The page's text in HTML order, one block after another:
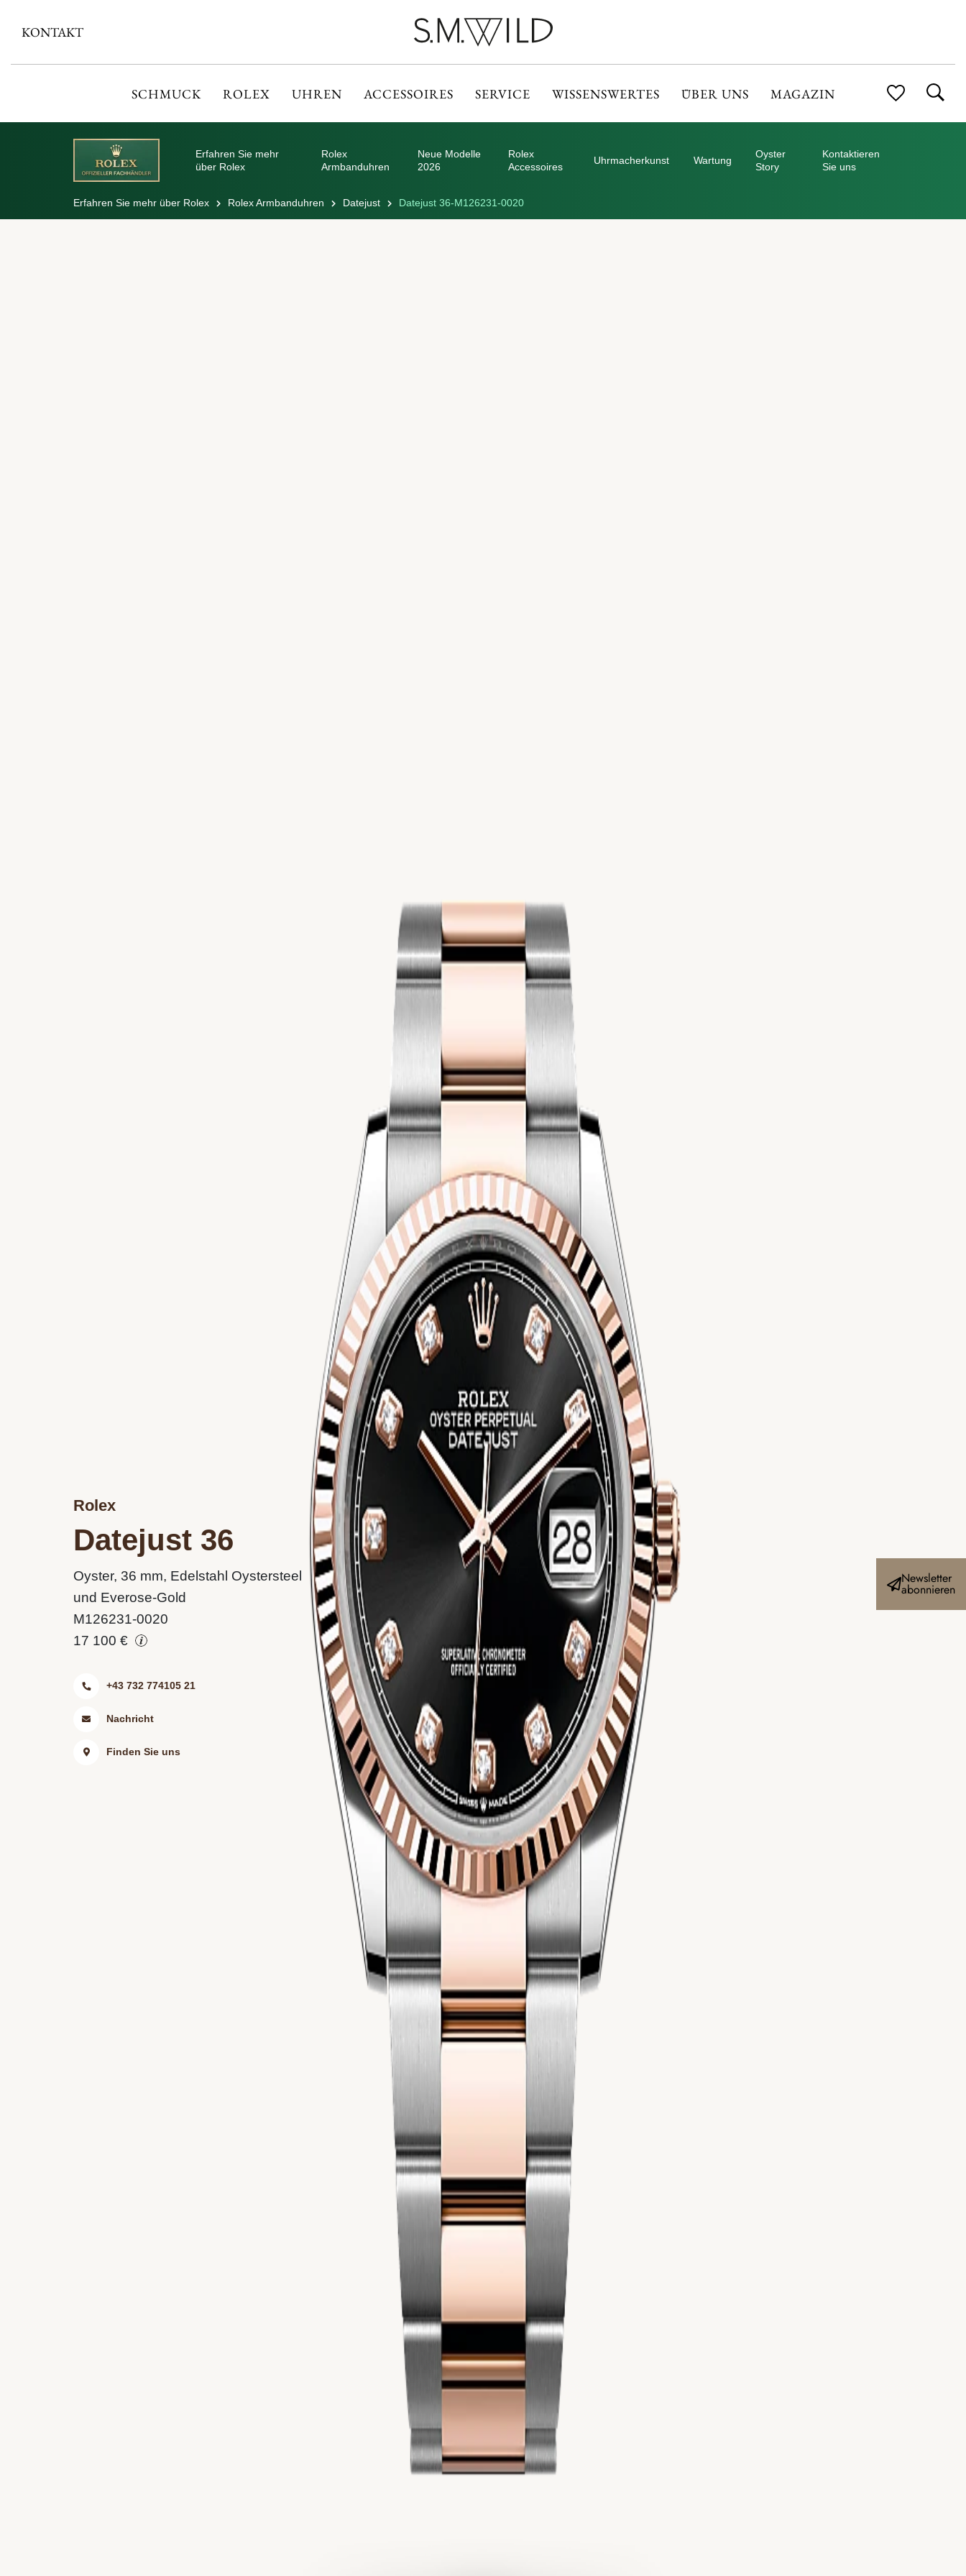
KONTAKT
SCHMUCK ROLEX UHREN ACCESSOIRES SERVICE WISSENSWERTES ÜBER UNS MAGAZIN
Erfahren Sie mehr
über Rolex
Rolex
Armbanduhren
Neue Modelle
2026
Rolex
Accessoires
Uhrmacherkunst Wartung
Oyster
Story
Kontaktieren
Sie uns
Erfahren Sie mehr über Rolex Rolex Armbanduhren Datejust Datejust 36-M126231-0020
Rolex
Datejust 36
Oyster, 36 mm, Edelstahl Oystersteel
und Everose-Gold
M126231-0020
17 100 €
+43 732 774105 21
Nachricht
Finden Sie uns
Newsletter
abonnieren